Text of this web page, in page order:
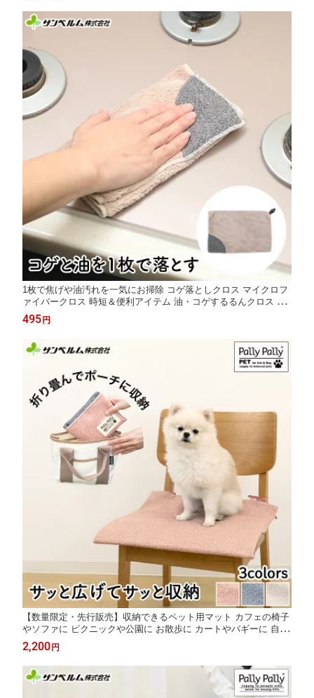
1枚で焦げや油汚れを一気にお掃除 コゲ落としクロス マイクロフ
ァイバークロス 時短＆便利アイテム 油・コゲするるんクロス サ
ンベルム（SANBELM）
495 円
【数量限定・先行販売】収納できるペット用マット カフェの椅子
やソファに ピクニックや公園に お散歩に カートやバギーに 自動
車のシートに イベントに コンパクトに畳める ズレ落防止 引っ掻
きに強い 犬用 洗濯機で洗える サンベルム PallyPally おでかけカ
フェマット
2,200 円